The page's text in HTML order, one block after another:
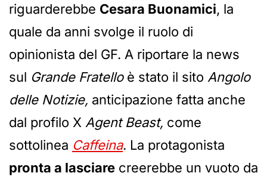
riguarderebbe Cesara Buonamici, la
quale da anni svolge il ruolo di
opinionista del GF. A riportare la news
sul Grande Fratello è stato il sito Angolo
delle Notizie, anticipazione fatta anche
dal profilo X Agent Beast, come
sottolinea Caffeina. La protagonista
pronta a lasciare creerebbe un vuoto da